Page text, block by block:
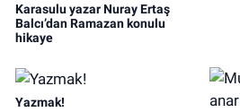
Karasulu yazar Nuray Ertaş
Balcı’dan Ramazan konulu
hikaye
Yazmak!